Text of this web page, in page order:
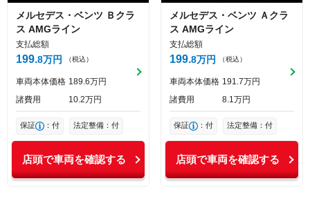
メルセデス・ベンツ Ｂクラ
ス AMGライン
支払総額
199 8万円 （税込）
車両本体価格 189 6万円
諸費用
10 2万円
保証 ：付 法定整備：付
店頭で車両を確認する
メルセデス・ベンツ Ａクラ
ス AMGライン
支払総額
199 8万円 （税込）
車両本体価格 191 7万円
諸費用
8 1万円
保証 ：付 法定整備：付
店頭で車両を確認する